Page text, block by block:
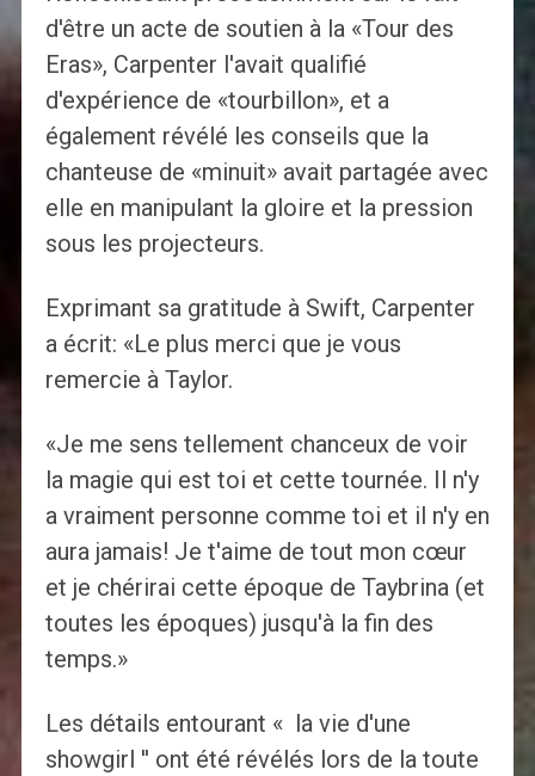
d'être un acte de soutien à la «Tour des
Eras», Carpenter l'avait qualifié
d'expérience de «tourbillon», et a
également révélé les conseils que la
chanteuse de «minuit» avait partagée avec
elle en manipulant la gloire et la pression
sous les projecteurs.
Exprimant sa gratitude à Swift, Carpenter
a écrit: «Le plus merci que je vous
remercie à Taylor.
«Je me sens tellement chanceux de voir
la magie qui est toi et cette tournée. Il n'y
a vraiment personne comme toi et il n'y en
aura jamais! Je t'aime de tout mon cœur
et je chérirai cette époque de Taybrina (et
toutes les époques) jusqu'à la fin des
temps.»
Les détails entourant « la vie d'une
showgirl '' ont été révélés lors de la toute